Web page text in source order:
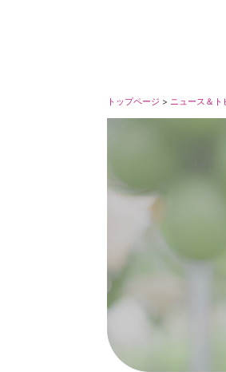
トップページ > ニュース＆ト